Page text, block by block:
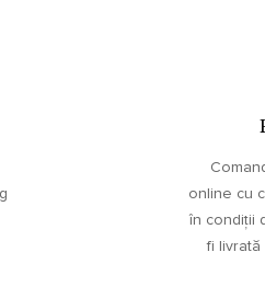
online cu
în condiții
fi livrată